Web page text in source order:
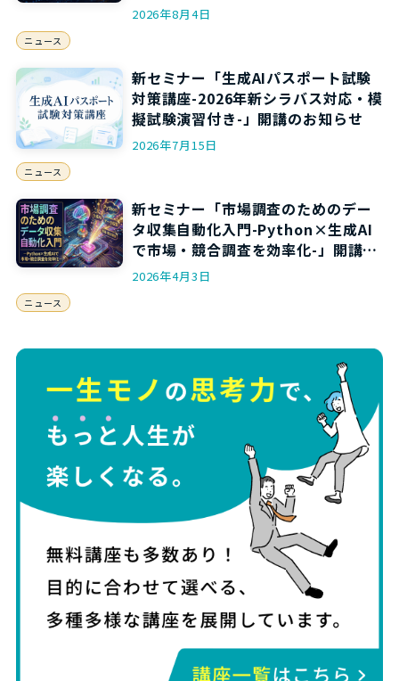
2026年8月4日
ニュース
新セミナー「生成AIパスポート試験
対策講座-2026年新シラバス対応・模
擬試験演習付き-」開講のお知らせ
2026年7月15日
ニュース
新セミナー「市場調査のためのデー
タ収集自動化入門-Python×生成AI
で市場・競合調査を効率化-」開講の
お知らせ
2026年4月3日
ニュース